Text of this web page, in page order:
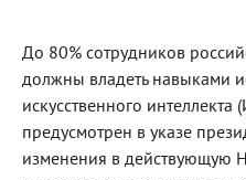
До 80% сотрудников
должны владеть навыками
искусственного интеллекта
предусмотрен в указе
изменения в действующую